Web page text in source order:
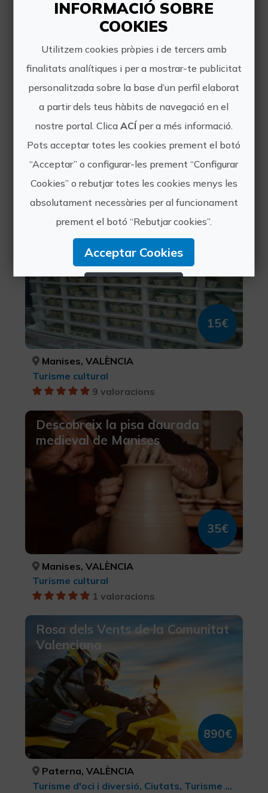
Ceràmica de Manises, sent-la!
Turisme cultural
1 valoracions
Taller visita Ceràmiques Palanca
15€
Manises, VALÈNCIA
Turisme cultural
9 valoracions
Descobreix la pisa daurada
medieval de Manises
35€
Manises, VALÈNCIA
Turisme cultural
1 valoracions
Rosa dels Vents de la Comunitat
Valenciana
890€
Paterna, VALÈNCIA
Turisme d'oci i diversió, Ciutats, Turisme actiu-aventura, Turisme rural i natural, BTT, cicloturisme i ciclisme, Art Rupestre, LGBTQ+, Turisme gastronòmic, Parcs Naturals, Turisme cultural, Turisme esportiu, Enoturisme
INFORMACIÓ SOBRE
COOKIES
Utilitzem cookies pròpies i de tercers amb
finalitats analítiques i per a mostrar-te publicitat
personalitzada sobre la base d’un perfil elaborat
a partir dels teus hàbits de navegació en el
nostre portal. ClicaACÍper a més informació.
Pots acceptar totes les cookies prement el botó
“Acceptar” o configurar-les prement “Configurar
Cookies” o rebutjar totes les cookies menys les
absolutament necessàries per al funcionament
prement el botó “Rebutjar cookies”.
Acceptar Cookies
Rebutjar Cookies
Configurar Cookies
Més informació